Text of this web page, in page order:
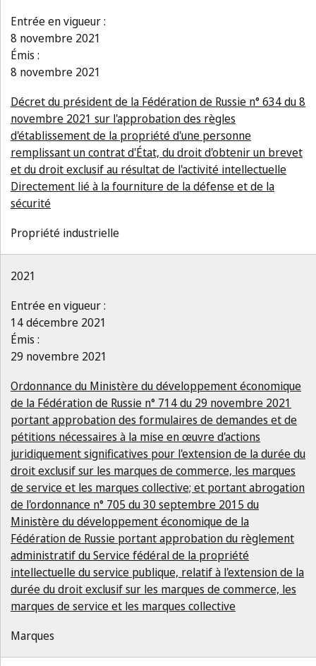
Entrée en vigueur :
8 novembre 2021
Émis :
8 novembre 2021
Décret du président de la Fédération de Russie n° 634 du 8
novembre 2021 sur l'approbation des règles
d'établissement de la propriété d'une personne
remplissant un contrat d'État, du droit d'obtenir un brevet
et du droit exclusif au résultat de l'activité intellectuelle
Directement lié à la fourniture de la défense et de la
sécurité
Propriété industrielle
2021
Entrée en vigueur :
14 décembre 2021
Émis :
29 novembre 2021
Ordonnance du Ministère du développement économique
de la Fédération de Russie n° 714 du 29 novembre 2021
portant approbation des formulaires de demandes et de
pétitions nécessaires à la mise en œuvre d'actions
juridiquement significatives pour l'extension de la durée du
droit exclusif sur les marques de commerce, les marques
de service et les marques collective; et portant abrogation
de l'ordonnance n° 705 du 30 septembre 2015 du
Ministère du développement économique de la
Fédération de Russie portant approbation du règlement
administratif du Service fédéral de la propriété
intellectuelle du service publique, relatif à l'extension de la
durée du droit exclusif sur les marques de commerce, les
marques de service et les marques collective
Marques